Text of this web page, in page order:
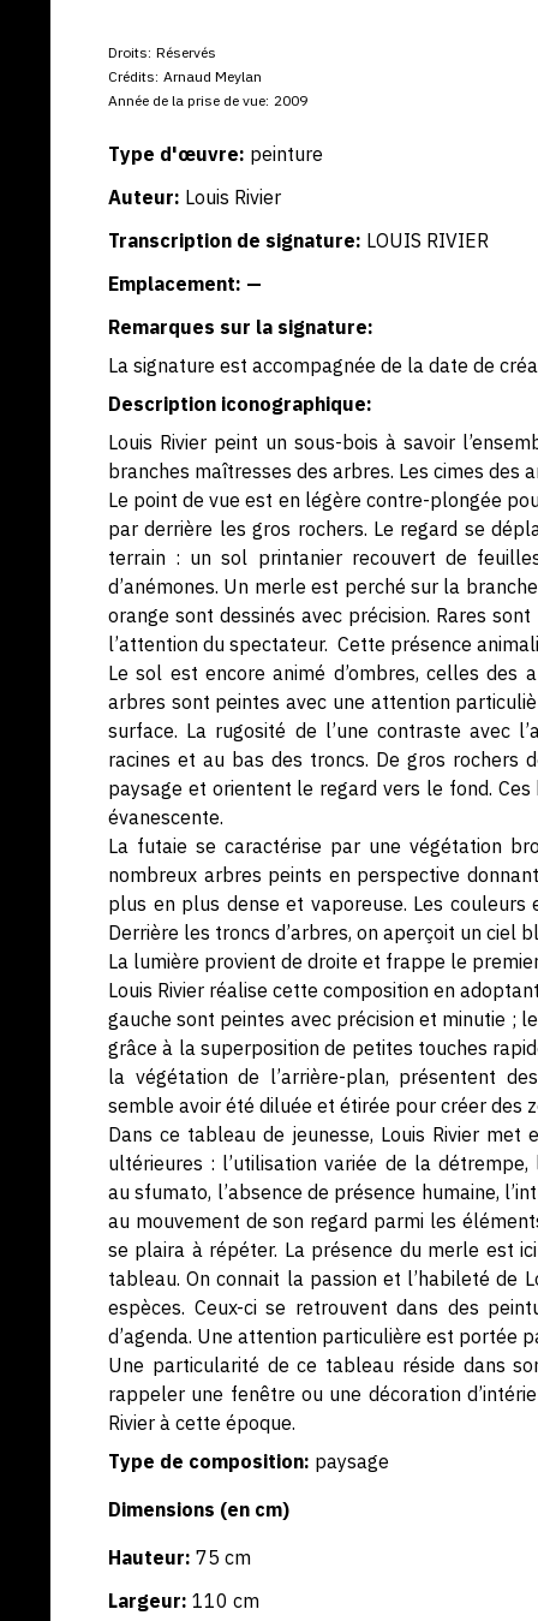
Droits: Réservés
Crédits: Arnaud Meylan
Année de la prise de vue: 2009
Type d'œuvre: peinture
Auteur: Louis Rivier
Transcription de signature: LOUIS RIVIER
Emplacement: —
Remarques sur la signature:
La signature est accompagnée de la date de
Description iconographique:
Louis Rivier peint un sous-bois à savoir
branches maîtresses des arbres. Les cimes des
Le point de vue est en légère contre-plongée
par derrière les gros rochers. Le regard se
terrain : un sol printanier recouvert de
d’anémones. Un merle est perché sur la
orange sont dessinés avec précision. Rares
l’attention du spectateur. Cette présence
Le sol est encore animé d’ombres, celles des
arbres sont peintes avec une attention
surface. La rugosité de l’une contraste avec
racines et au bas des troncs. De gros
paysage et orientent le regard vers le fond.
évanescente.
La futaie se caractérise par une végétation
nombreux arbres peints en perspective
plus en plus dense et vaporeuse. Les
Derrière les troncs d’arbres, on aperçoit un ciel
La lumière provient de droite et frappe le
Louis Rivier réalise cette composition en
gauche sont peintes avec précision et minutie ;
grâce à la superposition de petites touches
la végétation de l’arrière-plan, présentent
semble avoir été diluée et étirée pour créer des
Dans ce tableau de jeunesse, Louis Rivier
ultérieures : l’utilisation variée de la
au sfumato, l’absence de présence humaine,
au mouvement de son regard parmi les
se plaira à répéter. La présence du merle est
tableau. On connait la passion et l’habileté de
espèces. Ceux-ci se retrouvent dans des
d’agenda. Une attention particulière est portée
Une particularité de ce tableau réside dans
rappeler une fenêtre ou une décoration
Rivier à cette époque.
Type de composition: paysage
Dimensions (en cm)
Hauteur: 75 cm
Largeur: 110 cm